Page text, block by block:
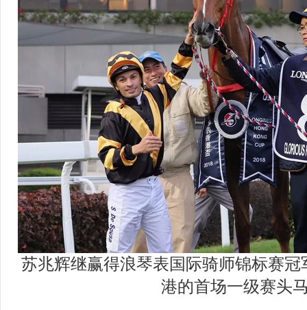
苏兆辉继赢得浪琴表国际骑师锦标赛
港的首场一级赛头